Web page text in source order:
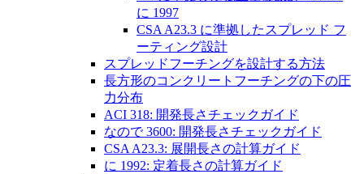
に 1997
CSA A23.3 に準拠したスプレッド フ
ーティング設計
スプレッドフーチングを設計する方法
長方形のコンクリートフーチングの下の圧
力分布
ACI 318: 開発長さチェックガイド
なので 3600: 開発長さチェックガイド
CSA A23.3: 展開長さの計算ガイド
に 1992: 定着長さの計算ガイド